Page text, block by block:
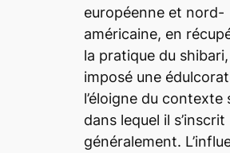
européenne et nord-
américaine, en
la pratique du shibari
imposé une
l’éloigne du contexte
dans lequel il s’inscrit
généralement.